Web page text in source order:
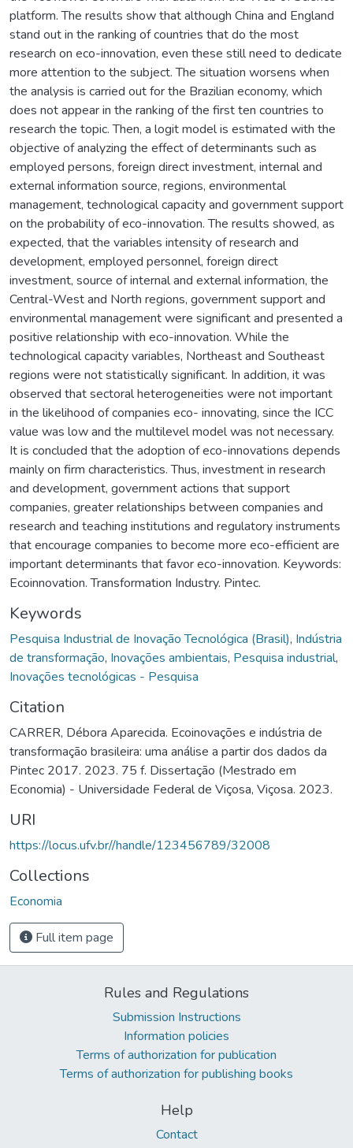
platform. The results show that although China and England
stand out in the ranking of countries that do the most
research on eco-innovation, even these still need to dedicate
more attention to the subject. The situation worsens when
the analysis is carried out for the Brazilian economy, which
does not appear in the ranking of the first ten countries to
research the topic. Then, a logit model is estimated with the
objective of analyzing the effect of determinants such as
employed persons, foreign direct investment, internal and
external information source, regions, environmental
management, technological capacity and government support
on the probability of eco-innovation. The results showed, as
expected, that the variables intensity of research and
development, employed personnel, foreign direct
investment, source of internal and external information, the
Central-West and North regions, government support and
environmental management were significant and presented a
positive relationship with eco-innovation. While the
technological capacity variables, Northeast and Southeast
regions were not statistically significant. In addition, it was
observed that sectoral heterogeneities were not important
in the likelihood of companies eco- innovating, since the ICC
value was low and the multilevel model was not necessary.
It is concluded that the adoption of eco-innovations depends
mainly on firm characteristics. Thus, investment in research
and development, government actions that support
companies, greater relationships between companies and
research and teaching institutions and regulatory instruments
that encourage companies to become more eco-efficient are
important determinants that favor eco-innovation. Keywords:
Ecoinnovation. Transformation Industry. Pintec.
Keywords
Pesquisa Industrial de Inovação Tecnológica (Brasil), Indústria
de transformação, Inovações ambientais, Pesquisa industrial,
Inovações tecnológicas - Pesquisa
Citation
CARRER, Débora Aparecida. Ecoinovações e indústria de
transformação brasileira: uma análise a partir dos dados da
Pintec 2017. 2023. 75 f. Dissertação (Mestrado em
Economia) - Universidade Federal de Viçosa, Viçosa. 2023.
URI
https://locus.ufv.br//handle/123456789/32008
Collections
Economia
Full item page
Rules and Regulations
Submission Instructions
Information policies
Terms of authorization for publication
Terms of authorization for publishing books
Help
Contact